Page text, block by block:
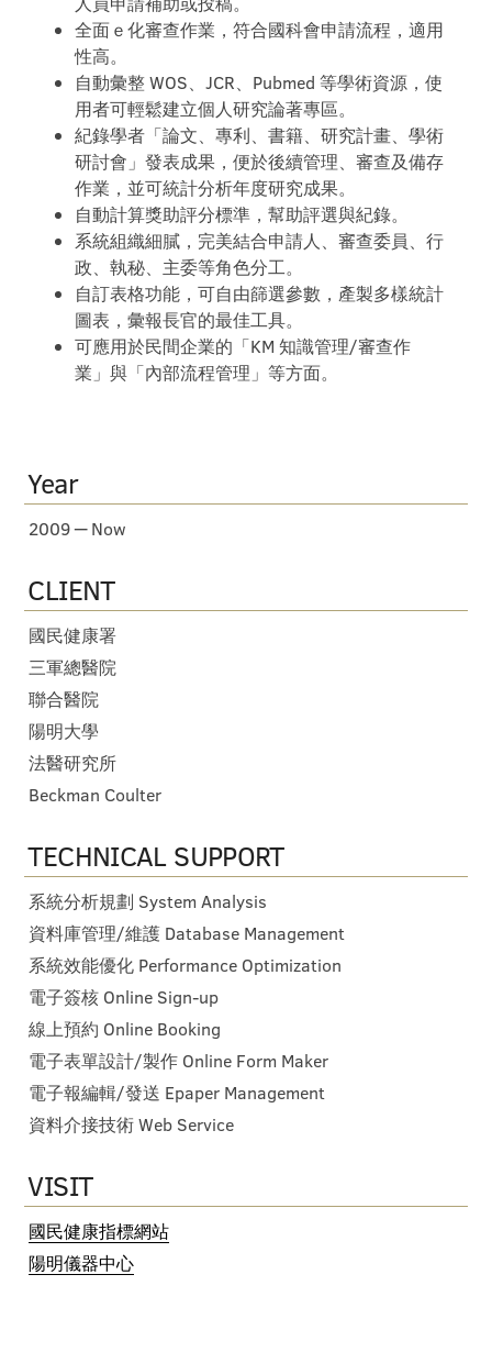
​全面ｅ化審查作業，符合國科會申請流程，適用
性高。
​自動彙整 WOS、JCR、Pubmed 等學術資源，使
用者可輕鬆建立個人研究論著專區。
​紀錄學者「論文、專利、書籍、研究計畫、學術
研討會」發表成果，便於後續管理、審查及備存
作業，並可統計分析年度研究成果。
​自動計算獎助評分標準，幫助評選與紀錄。
​系統組織細膩，完美結合申請人、審查委員、行
政、執秘、主委等角色分工。
​自訂表格功能，可自由篩選參數，產製多樣統計
圖表，彙報長官的最佳工具。
​可應用於民間企業的「KM 知識管理/審查作
業」與「內部流程管理」等方面。
Year
2009 ─ Now
CLIENT
國民健康署
三軍總醫院
聯合醫院
陽明大學
法醫研究所
Beckman Coulter
TECHNICAL SUPPORT
系統分析規劃 System Analysis
資料庫管理/維護 Database Management
系統效能優化 Performance Optimization
電子簽核 Online Sign-up
線上預約 Online Booking
電子表單設計/製作 Online Form Maker
電子報編輯/發送 Epaper Management
資料介接技術 Web Service
VISIT
國民健康指標網站
陽明儀器中心